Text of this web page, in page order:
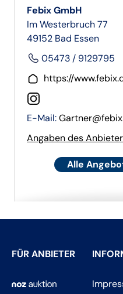
Febix GmbH
Im Westerbruch 77
49152 Bad Essen
05473 / 9129795
https://
E-Mail:
Angaben des
Alle
FÜR ANBIETER